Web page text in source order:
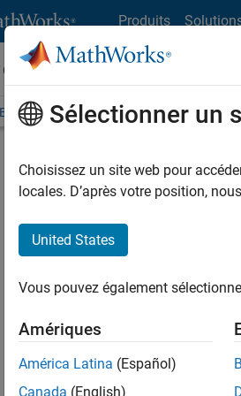
Produits
chez MathWorks
Explorer nos opportunités Adresses de
FILTRER
d'offre
Les
Sélectionner un
Choisissez un site web pour
locales. D’après votre position,
United States
Vous pouvez également
Amériques
América Latina (Español)
Canada (English)